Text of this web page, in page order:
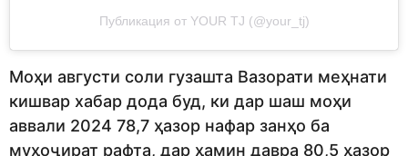
Публикация от YOUR TJ (@your_tj)
Моҳи августи соли гузашта Вазорати меҳнати
кишвар хабар дода буд, ки дар шаш моҳи
аввали 2024 78,7 ҳазор нафар занҳо ба
муҳоҷират рафта, дар ҳамин давра 80,5 ҳазор